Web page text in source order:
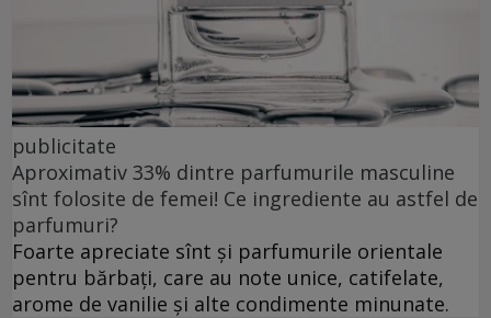
publicitate
Aproximativ 33% dintre parfumurile masculine
sînt folosite de femei! Ce ingrediente au astfel de
parfumuri?
Foarte apreciate sînt și parfumurile orientale
pentru bărbați, care au note unice, catifelate,
arome de vanilie și alte condimente minunate.